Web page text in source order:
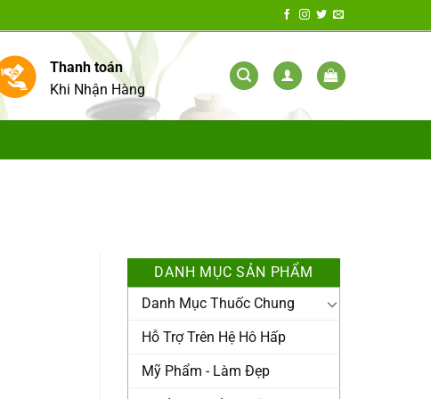
Thanh toán
Khi Nhận Hàng
DANH MỤC SẢN PHẨM
Danh Mục Thuốc Chung
Hỗ Trợ Trên Hệ Hô Hấp
Mỹ Phẩm - Làm Đẹp